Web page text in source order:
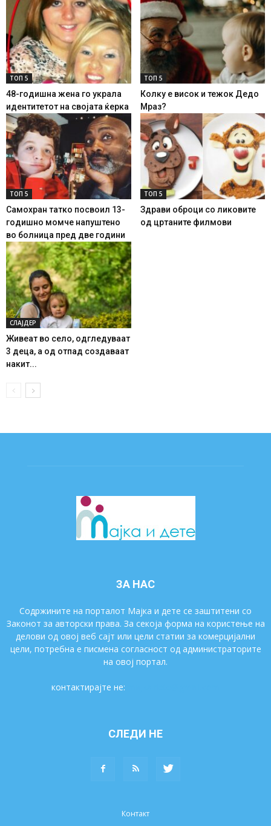
ТОП 5
48-годишна жена го украла
идентитетот на својата ќерка
ТОП 5
Колку е висок и тежок Дедо
Мраз?
ТОП 5
Самохран татко посвоил 13-
годишно момче напуштено
во болница пред две години
ТОП 5
Здрави оброци со ликовите
од цртаните филмови
СЛАЈДЕР
Живеат во село, одгледуваат
3 деца, а од отпад создаваат
накит...
ЗА НАС
Содржините на порталот Мајка и дете се заштитени со
Законот за авторски права. За секоја форма на користење на
делови од овој веб сајт или цели статии за комерцијални
цели, потребна е писмена согласност од администраторите
на овој портал.
контактирајте не:
СЛЕДИ НЕ
Контакт